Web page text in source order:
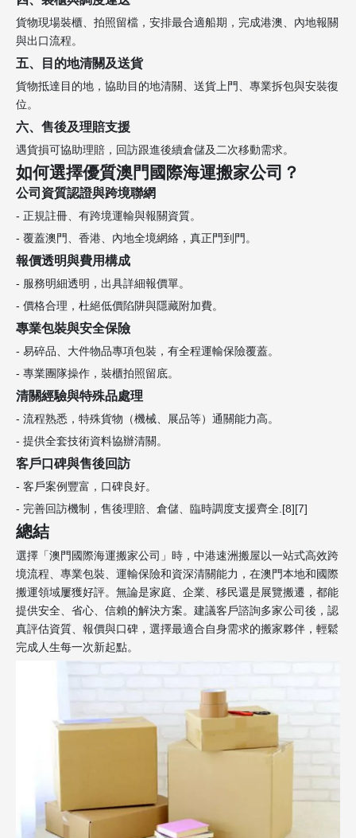
貨物現場裝櫃、拍照留檔，安排最合適船期，完成港澳、內地報關
與出口流程。
五、目的地清關及送貨
貨物抵達目的地，協助目的地清關、送貨上門、專業拆包與安裝復
位。
六、售後及理賠支援
遇貨損可協助理賠，回訪跟進後續倉儲及二次移動需求。
如何選擇優質澳門國際海運搬家公司？
公司資質認證與跨境聯網
- 正規註冊、有跨境運輸與報關資質。
- 覆蓋澳門、香港、內地全境網絡，真正門到門。
報價透明與費用構成
- 服務明細透明，出具詳細報價單。
- 價格合理，杜絕低價陷阱與隱藏附加費。
專業包裝與安全保險
- 易碎品、大件物品專項包裝，有全程運輸保險覆蓋。
- 專業團隊操作，裝櫃拍照留底。
清關經驗與特殊品處理
- 流程熟悉，特殊貨物（機械、展品等）通關能力高。
- 提供全套技術資料協辦清關。
客戶口碑與售後回訪
- 客戶案例豐富，口碑良好。
- 完善回訪機制，售後理賠、倉儲、臨時調度支援齊全.[8][7]
總結
選擇「澳門國際海運搬家公司」時，中港速洲搬屋以一站式高效跨
境流程、專業包裝、運輸保險和資深清關能力，在澳門本地和國際
搬運領域屢獲好評。無論是家庭、企業、移民還是展覽搬遷，都能
提供安全、省心、信賴的解決方案。建議客戶諮詢多家公司後，認
真評估資質、報價與口碑，選擇最適合自身需求的搬家夥伴，輕鬆
完成人生每一次新起點。